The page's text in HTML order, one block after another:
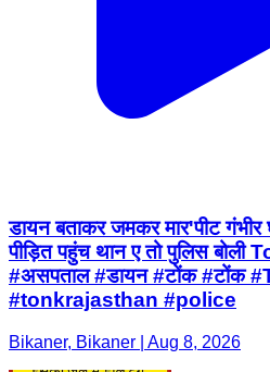
डायन बताकर जमकर मार'पीट
पीड़ित पहुंच थान ए तो पुलिस
#असपताल #डायन #टोंक #टोंक
#tonkrajasthan #police
Bikaner, Bikaner | Aug 8, 2026